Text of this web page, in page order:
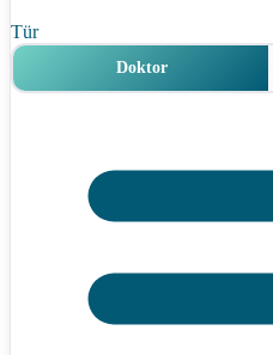
Tür
Doktor